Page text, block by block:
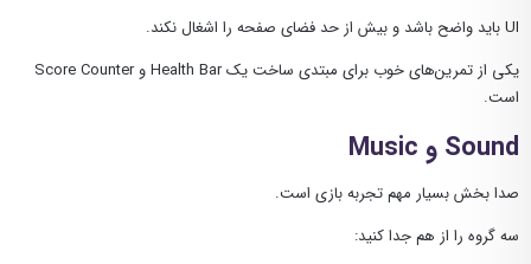
UI باید واضح باشد و بیش از حد فضای صفحه را اشغال نکند.
یکی از تمرین‌های خوب برای مبتدی ساخت یک Health Bar و Score Counter
است.
Sound و Music
صدا بخش بسیار مهم تجربه بازی است.
سه گروه را از هم جدا کنید: